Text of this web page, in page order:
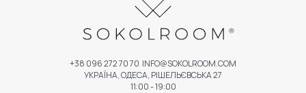
+38 096 272 70 70 INFO@SOKOLROOM.COM
УКРАЇНА, ОДЕСА, РІШЕЛЬЄВСЬКА 27
11:00 - 19:00